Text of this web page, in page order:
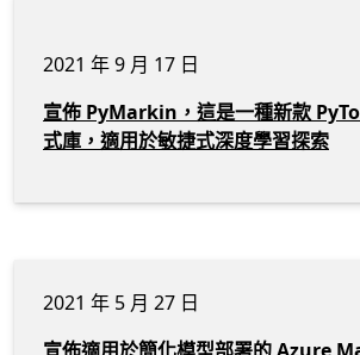
2021 年 9 月 17 日
宣佈 PyMarkin，這是一種新款
式庫，適用於敏捷式深度學習探索
2021 年 5 月 27 日